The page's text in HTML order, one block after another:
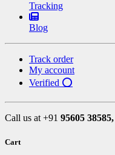
Tracking
Blog
Track order
My account
Verified ⭕
Call us at +91 95605 38585,
Cart